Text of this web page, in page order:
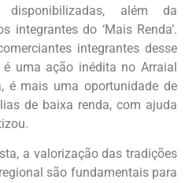
além da
integrantes do ‘Mais Renda’.
integrantes desse
uma ação inédita no Arraial
é mais uma oportunidade de
de baixa renda, com ajuda
a valorização das tradições
são fundamentais para